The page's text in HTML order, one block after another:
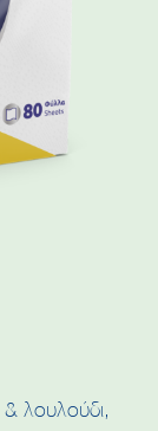
λουλούδι,